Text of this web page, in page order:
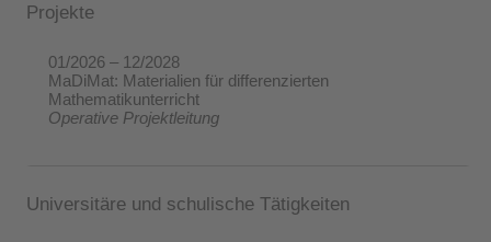
Projekte
01/2026 – 12/2028
MaDiMat: Materialien für differenzierten
Mathematikunterricht
Operative Projektleitung
Universitäre und schulische Tätigkeiten